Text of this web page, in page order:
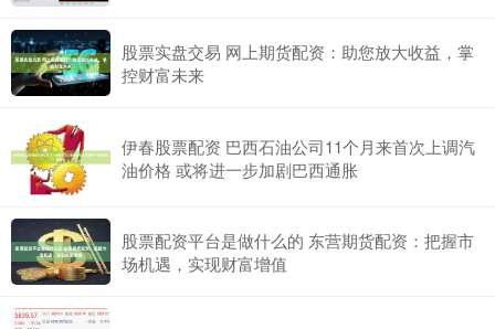
股票实盘交易 网上期货配资：助您放大收益，掌
控财富未来
伊春股票配资 巴西石油公司11个月来首次上调汽
油价格 或将进一步加剧巴西通胀
股票配资平台是做什么的 东营期货配资：把握市
场机遇，实现财富增值